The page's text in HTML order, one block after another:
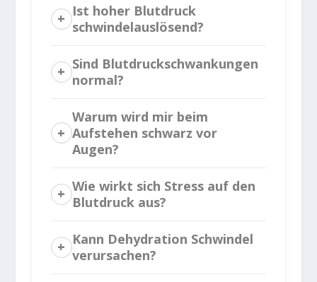
Ist hoher Blutdruck
schwindelauslösend?
Sind Blutdruckschwankungen
normal?
Warum wird mir beim
Aufstehen schwarz vor
Augen?
Wie wirkt sich Stress auf den
Blutdruck aus?
Kann Dehydration Schwindel
verursachen?